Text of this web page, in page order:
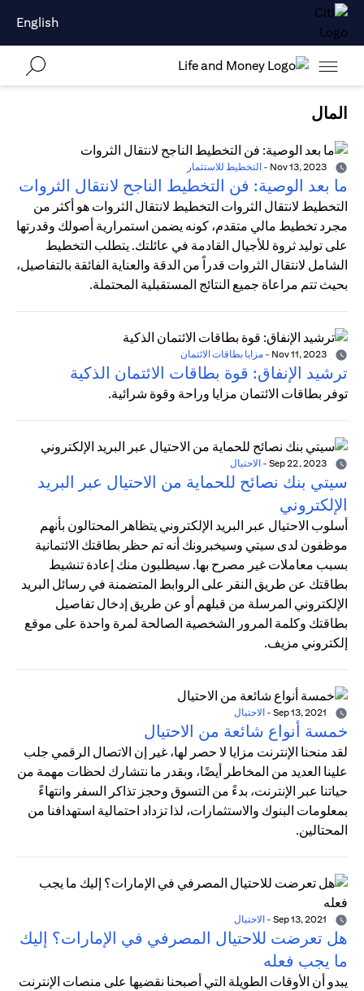
English
المال
- التخطيط للاستثمار
ما بعد الوصية: فن التخطيط الناجح لانتقال الثروات
التخطيط لانتقال الثروات التخطيط لانتقال الثروات هو أكثر من
مجرد تخطيط مالي متقدم، كونه يضمن استمرارية أصولك وقدرتها
على توليد ثروة للأجيال القادمة في عائلتك. يتطلب التخطيط
الشامل لانتقال الثروات قدراً من الدقة والعناية الفائقة بالتفاصيل،
بحيث تتم مراعاة جميع النتائج المستقبلية المحتملة.
- مزايا بطاقات الائتمان
ترشيد الإنفاق: قوة بطاقات الائتمان الذكية
توفر بطاقات الائتمان مزايا وراحة وقوة شرائية.
- الاحتيال
سيتي بنك نصائح للحماية من الاحتيال عبر البريد
الإلكتروني
أسلوب الاحتيال عبر البريد الإلكتروني يتظاهر المحتالون بأنهم
موظفون لدى سيتي وسيخبرونك أنه تم حظر بطاقتك الائتمانية
بسبب معاملات غير مصرح بها. سيطلبون منك إعادة تنشيط
بطاقتك عن طريق النقر على الروابط المتضمنة في رسائل البريد
الإلكتروني المرسلة من قبلهم أو عن طريق إدخال تفاصيل
بطاقتك وكلمة المرور الشخصية الصالحة لمرة واحدة على موقع
إلكتروني مزيف.
- الاحتيال
خمسة أنواع شائعة من الاحتيال
لقد منحنا الإنترنت مزايا لا حصر لها، غير إن الاتصال الرقمي جلب
علينا العديد من المخاطر أيضًا، وبقدر ما نتشارك لحظات مهمة من
حياتنا عبر الإنترنت، بدءً من التسوق وحجز تذاكر السفر وانتهاءً
بمعلومات البنوك والاستثمارات، لذا تزداد احتمالية استهدافنا من
المحتالين.
- الاحتيال
هل تعرضت للاحتيال المصرفي في الإمارات؟ إليك
ما يجب فعله
يبدو أن الأوقات الطويلة التي أصبحنا نقضيها على منصات الإنترنت